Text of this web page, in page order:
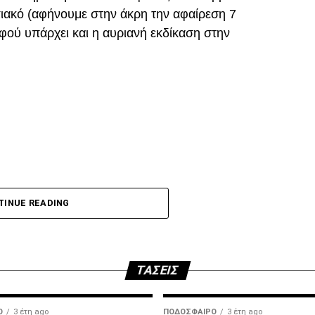
δύσκολη φάση. Καταλόγισε στο 21’ χωρίς
(αφήνουμε στην άκρη την αφαίρεση 7
υπάρχει και η αυριανή εκδίκαση στην
READING
ΤΆΣΕΙΣ
3 έτη ago ΠΟΔΌΣΦΑΙΡΟ 3 έτη ago